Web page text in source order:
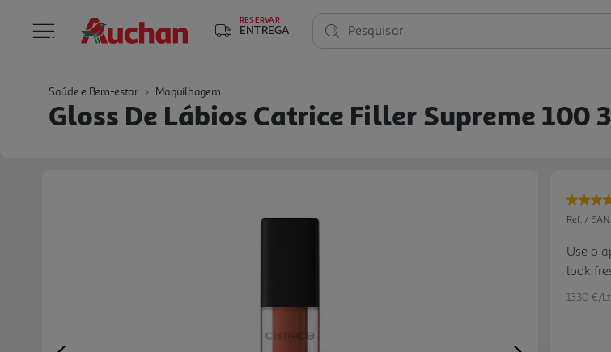
RESERVAR
ENTREGA Pesquisar
Saúde e Bem-estar Maquilhagem
Gloss De Lábios Catrice Filler Supreme 100
Ref. / EAN:
Use o
look
1330 €/Lt